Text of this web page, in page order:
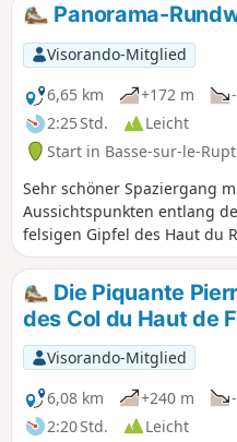
Panorama-
Visorando-Mitglied
6,65 km
+172 m
2:25 Std.
Leicht
Start in Basse-sur-le-Rupt
Sehr schöner Spaziergang
Aussichtspunkten entlang
felsigen Gipfel des Haut du
idealen Ort für eine Pause
über das Moselotte-Tal bis
Die Piquante
des Col du Haut de
Visorando-Mitglied
6,08 km
+240 m
2:20 Std.
Leicht